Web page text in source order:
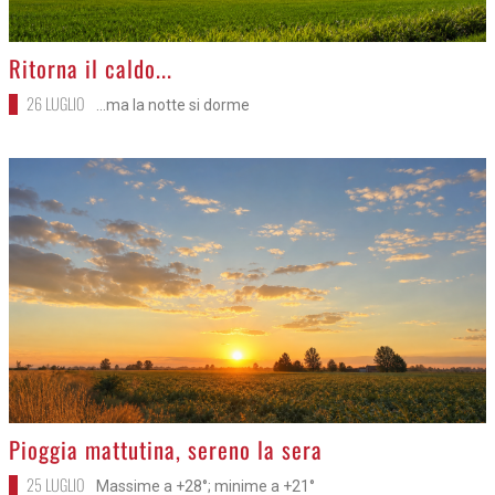
>
Ritorna il caldo...
26 LUGLIO ...ma la notte si dorme
>
Pioggia mattutina, sereno la sera
25 LUGLIO Massime a +28°; minime a +21°